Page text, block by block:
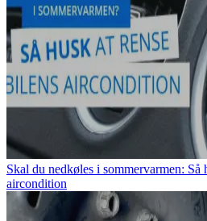
Skal du nedkøles i sommervarmen: Så
aircondition